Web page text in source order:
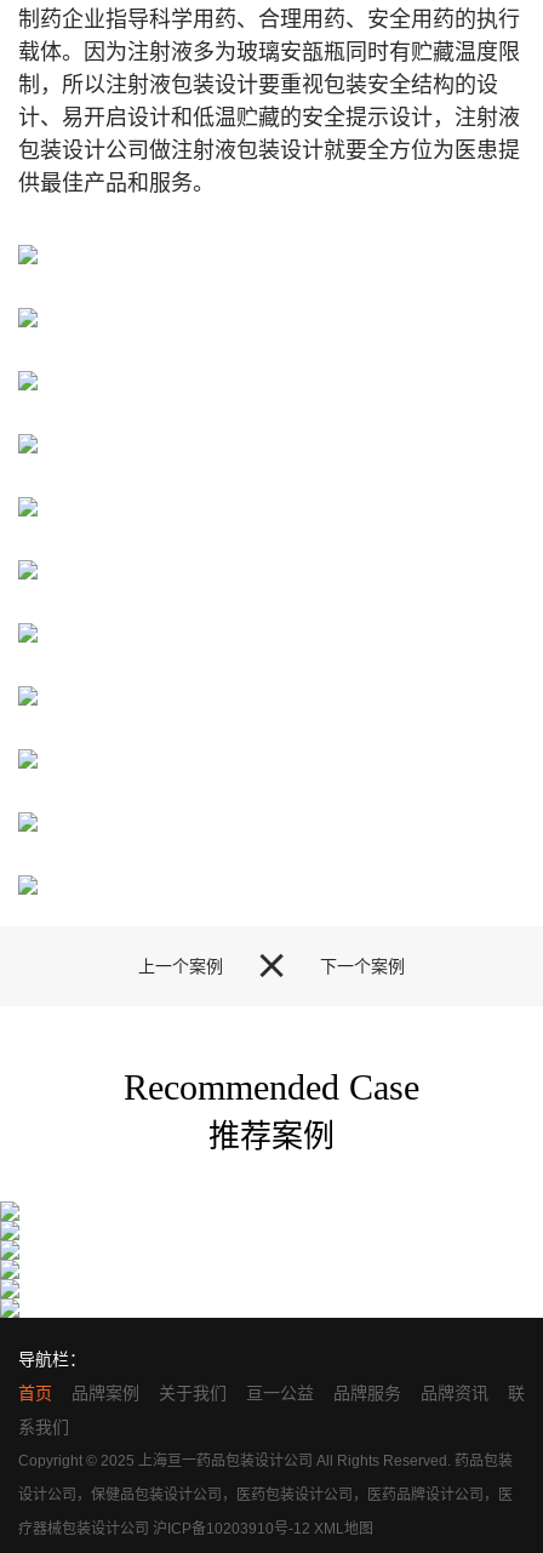
制药企业指导科学用药、合理用药、安全用药的执行
载体。因为注射液多为玻璃安瓿瓶同时有贮藏温度限
制，所以注射液包装设计要重视包装安全结构的设
计、易开启设计和低温贮藏的安全提示设计，注射液
包装设计公司做注射液包装设计就要全方位为医患提
供最佳产品和服务。
上一个案例 下一个案例

Recommended Case
推荐案例
导航栏：
首页
品牌案例 关于我们 亘一公益 品牌服务 品牌资讯
联
系我们
Copyright © 2025 上海亘一药品包装设计公司 All Rights Reserved. 药品包装
设计公司，保健品包装设计公司，医药包装设计公司，医药品牌设计公司，医
疗器械包装设计公司 沪ICP备10203910号-12 XML地图